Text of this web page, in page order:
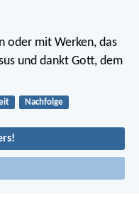
oder mit Werken, das
und dankt Gott, dem
Nachfolge